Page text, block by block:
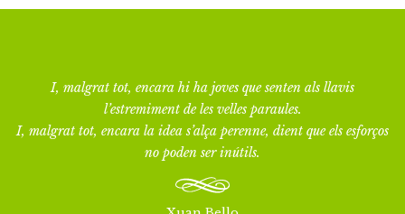
I, malgrat tot, encara hi ha joves que senten als llavis
l’estremiment de les velles paraules.
I, malgrat tot, encara la idea s’alça perenne, dient que els esforços
no poden ser inútils.